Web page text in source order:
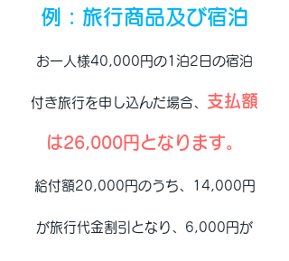
例 : 旅行商品及び宿泊
お一人様40,000円の1泊2日の宿泊
付き旅行を申し込んだ場合、 支払額
は26,000円となります。
給付額20,000円のうち、14,000円
が旅行代金割引となり、6,000円が